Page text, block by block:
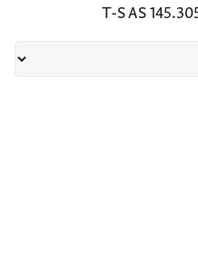
T-S AS